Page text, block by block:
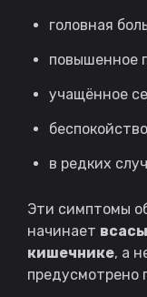
головная
повышенное
учащённое
в редких
Эти симптомы
начинает
кишечнике, а
предусмотрено